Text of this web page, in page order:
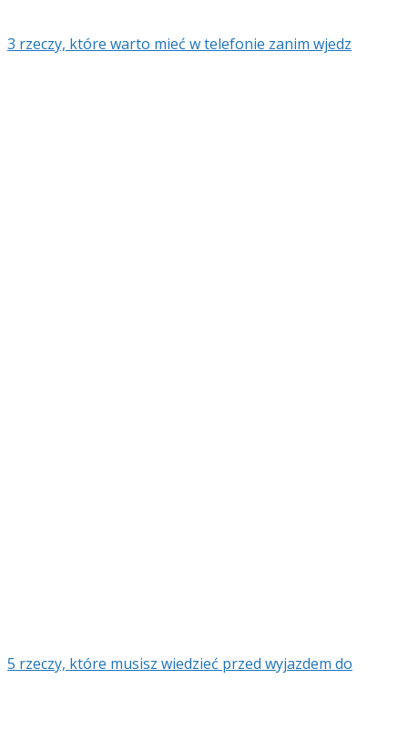
3 rzeczy, które warto mieć w telefonie zanim wjedz
5 rzeczy, które musisz wiedzieć przed wyjazdem do